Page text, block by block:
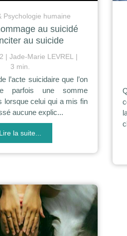
Psychologie humaine
au suicidé
au suicide
Jade-Marie LEVREL
3 min.
l’acte suicidaire que l’on
parfois une somme
lorsque celui qui a mis fin
aucune explic...
Lire la suite...